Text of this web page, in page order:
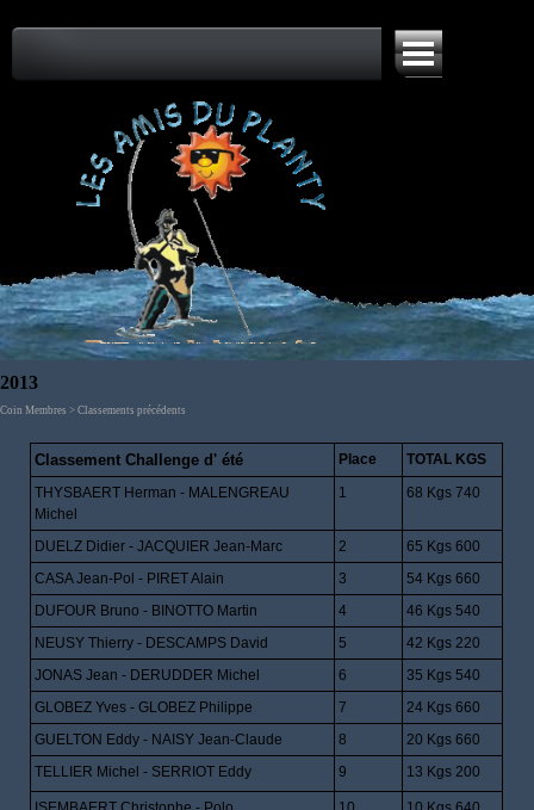
2013
Coin Membres > Classements précédents
Classement Challenge d' été Place
TOTAL KGS
THYSBAERT Herman - MALENGREAU
Michel
1 68 Kgs 740
DUELZ Didier - JACQUIER Jean-Marc 2
65 Kgs 600
CASA Jean-Pol - PIRET Alain
3
54 Kgs 660
DUFOUR Bruno - BINOTTO Martin
4
46 Kgs 540
NEUSY Thierry - DESCAMPS David
5
42 Kgs 220
JONAS Jean - DERUDDER Michel
6
35 Kgs 540
GLOBEZ Yves - GLOBEZ Philippe
7
24 Kgs 660
GUELTON Eddy - NAISY Jean-Claude
8
20 Kgs 660
TELLIER Michel - SERRIOT Eddy
9 13 Kgs 200